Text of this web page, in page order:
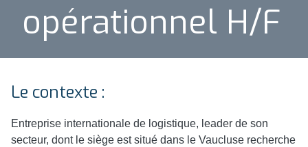
opérationnel H/F
Le contexte :
Entreprise internationale de logistique, leader de son
secteur, dont le siège est situé dans le Vaucluse recherche